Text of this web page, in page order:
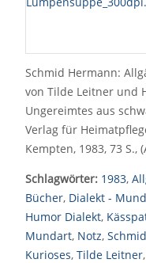
Schmid Hermann:
von Tilde Leitner und
Ungereimtes aus
Verlag für
Kempten, 1983, 73 S.,
Schlagwörter: 1983,
Bücher, Dialekt -
Humor Dialekt,
Mundart, Notz, Schmid
Kurioses, Tilde Leitner,